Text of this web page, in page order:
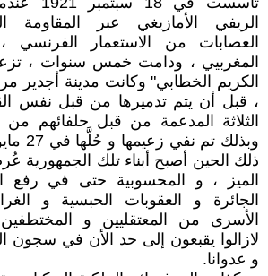
الريفي الأمازيغي عبر
العصابات من الاستعمار الفرنسي
المغربيي ، ودامت خمس سنوات ،
الكريم الخطابي" وكانت مدينة أجدير
، قبل أن يتم تدميرها من قبل نفس
الثلاثة المدعمة من قبل حلفائهم من
ذلك الحين أصبح أبناء تلك الجمهورية
الميز ، و المحسوبية حتى في رفع
الجائرة و العقوبات الحبسية و
الأسرى من المعتقليين و المختطفين
لازالوا يقبعون إلى حد الأن في سجون
و عدوانا.